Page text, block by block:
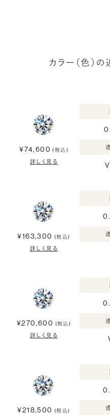
カラー（色）
¥74,600 (税込)
詳しく見る
¥163,300 (税込)
詳しく見る
¥270,600 (税込)
詳しく見る
¥218,500 (税込)